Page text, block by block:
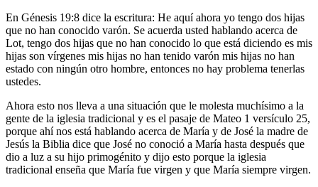
En Génesis 19:8 dice la escritura: He aquí ahora yo tengo dos hijas
que no han conocido varón. Se acuerda usted hablando acerca de
Lot, tengo dos hijas que no han conocido lo que está diciendo es mis
hijas son vírgenes mis hijas no han tenido varón mis hijas no han
estado con ningún otro hombre, entonces no hay problema tenerlas
ustedes.
Ahora esto nos lleva a una situación que le molesta muchísimo a la
gente de la iglesia tradicional y es el pasaje de Mateo 1 versículo 25,
porque ahí nos está hablando acerca de María y de José la madre de
Jesús la Biblia dice que José no conoció a María hasta después que
dio a luz a su hijo primogénito y dijo esto porque la iglesia
tradicional enseña que María fue virgen y que María siempre virgen.